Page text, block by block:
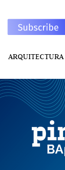
ARQUITECTURA